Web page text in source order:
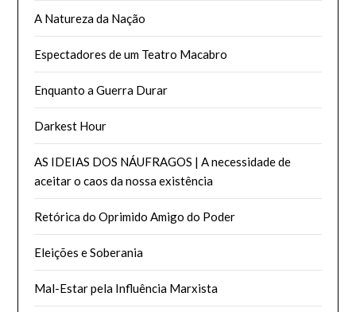
A Natureza da Nação
Espectadores de um Teatro Macabro
Enquanto a Guerra Durar
Darkest Hour
AS IDEIAS DOS NÁUFRAGOS | A necessidade de
aceitar o caos da nossa existência
Retórica do Oprimido Amigo do Poder
Eleições e Soberania
Mal-Estar pela Influência Marxista